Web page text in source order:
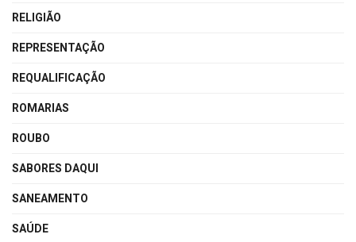
RELIGIÃO
REPRESENTAÇÃO
REQUALIFICAÇÃO
ROMARIAS
ROUBO
SABORES DAQUI
SANEAMENTO
SAÚDE